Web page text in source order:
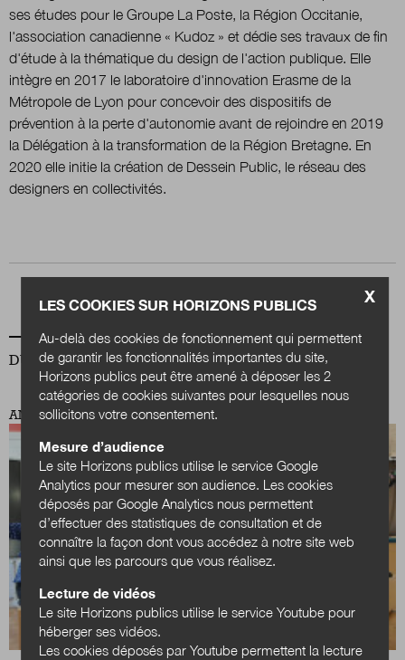
Nous suivre sur Twittersur LinkedIn
sur
ses études pour le Groupe La Poste, la Région Occitanie,
l'association canadienne « Kudoz » et dédie ses travaux de fin
d'étude à la thématique du design de l'action publique. Elle
intègre en 2017 le laboratoire d'innovation Erasme de la
Métropole de Lyon pour concevoir des dispositifs de
prévention à la perte d'autonomie avant de rejoindre en 2019
la Délégation à la transformation de la Région Bretagne. En
2020 elle initie la création de Dessein Public, le réseau des
designers en collectivités.
DU MÊME AUTEUR
ANTICIPATIONS PUBLIQUES
X
LES COOKIES SUR HORIZONS PUBLICS
Au-delà des cookies de fonctionnement qui permettent
de garantir les fonctionnalités importantes du site,
Horizons publics peut être amené à déposer les 2
catégories de cookies suivantes pour lesquelles nous
sollicitons votre consentement.
Mesure d’audience
Le site Horizons publics utilise le service Google
Analytics pour mesurer son audience. Les cookies
déposés par Google Analytics nous permettent
d’effectuer des statistiques de consultation et de
connaître la façon dont vous accédez à notre site web
ainsi que les parcours que vous réalisez.
Lecture de vidéos
Le site Horizons publics utilise le service Youtube pour
héberger ses vidéos.
Les cookies déposés par Youtube permettent la lecture